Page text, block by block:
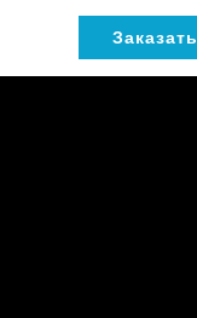
Заказать